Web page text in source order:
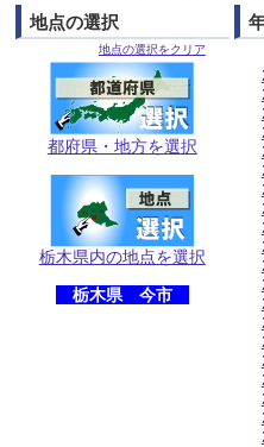
地点の選択
地点の選択をクリア
都府県・地方を選択
栃木県内の地点を選択
栃木県 今市